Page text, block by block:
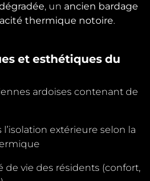
, un ancien bardage
thermique notoire.
et esthétiques du
ardoises contenant de
extérieure selon la
de vie des résidents (confort,